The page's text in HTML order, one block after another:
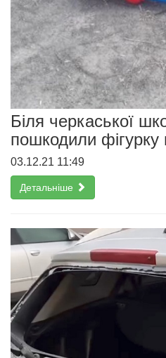
Біля черкаської
пошкодили фігурку
03.12.21 11:49
Детальніше